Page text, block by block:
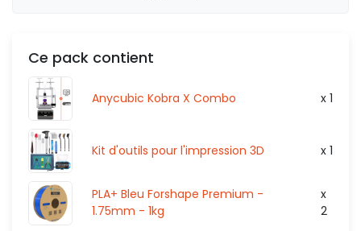
526,64 €
Ce pack contient
Anycubic Kobra X Combo x 1
Kit d'outils pour l'impression 3D x 1
PLA+ Bleu Forshape Premium -
1.75mm - 1kg
x
2